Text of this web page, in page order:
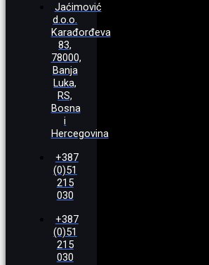
Jaćimović
d.o.o.
Karađorđeva
83,
78000,
Banja
Luka,
RS,
Bosna
i
Hercegovina
+387
(0)51
215
030
+387
(0)51
215
030